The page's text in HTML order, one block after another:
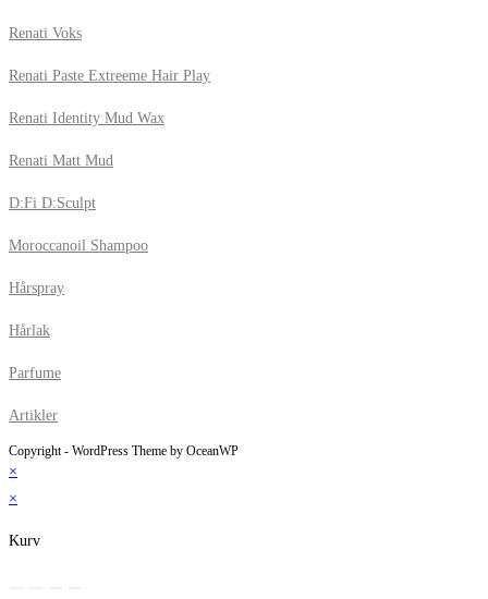
Renati Voks
Renati Paste Extreeme Hair Play
Renati Identity Mud Wax
Renati Matt Mud
D:Fi D:Sculpt
Moroccanoil Shampoo
Hårspray
Hårlak
Parfume
Artikler
Copyright - WordPress Theme by OceanWP
×
×
Kurv